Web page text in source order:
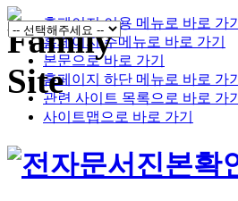
홈페이지 이용 메뉴로 바로 가기
홈페이지 주메뉴로 바로 가기
본문으로 바로 가기
홈페이지 하단 메뉴로 바로 가기
관련 사이트 목록으로 바로 가기
사이트맵으로 바로 가기